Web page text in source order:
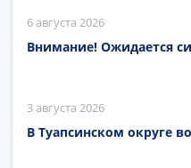
6 августа 2026
Внимание! Ожидается
3 августа 2026
В Туапсинском округе